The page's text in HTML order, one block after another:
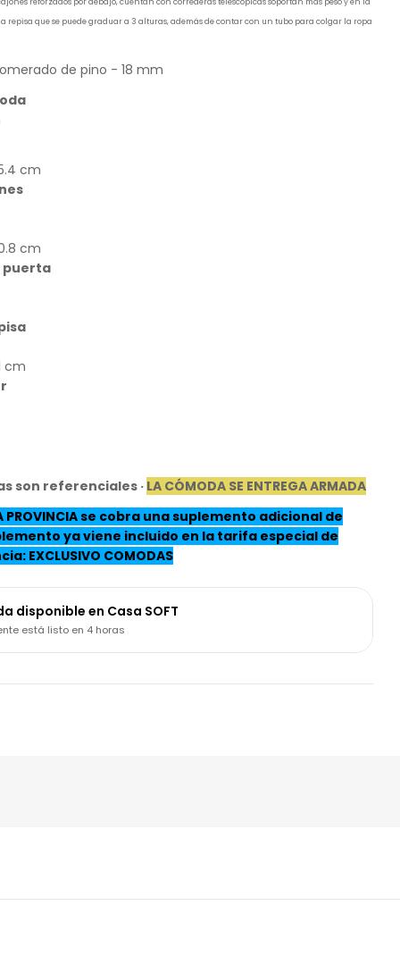
repisa que se puede graduar a 3 alturas, además de contar con un tubo para colgar la ropa
de pino - 18 mm
cm
cm
puerta
cm
son referenciales · LA CÓMODA SE ENTREGA ARMADA
A PROVINCIA se cobra una suplemento adicional de
ya viene incluido en la tarifa especial de
EXCLUSIVO COMODAS
disponible en Casa SOFT
está listo en 4 horas